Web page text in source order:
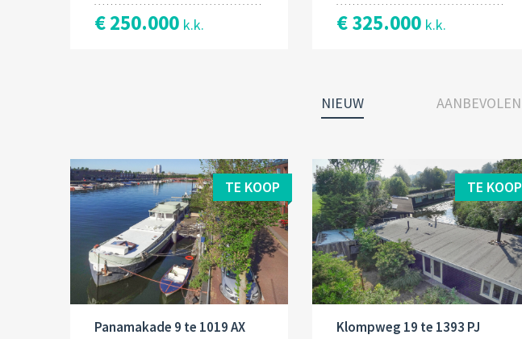
€ 250.000 k.k. € 325.000 k.k.
NIEUW AANBEVOLEN
TE KOOP
Panamakade 9 te 1019 AX
TE KOOP
Klompweg 19 te 1393 PJ